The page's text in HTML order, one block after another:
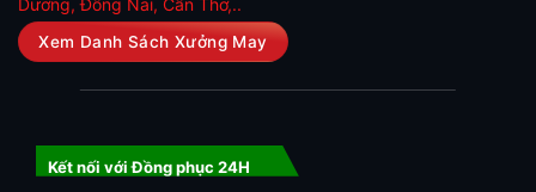
Dương, Đồng Nai, Cần Thơ,..
Xem Danh Sách Xưởng May
Kết nối với Đồng phục 24H